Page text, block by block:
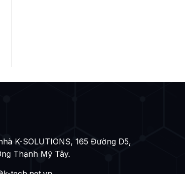
K-SOLUTIONS, 165 Đường D5,
Thạnh Mỹ Tây.